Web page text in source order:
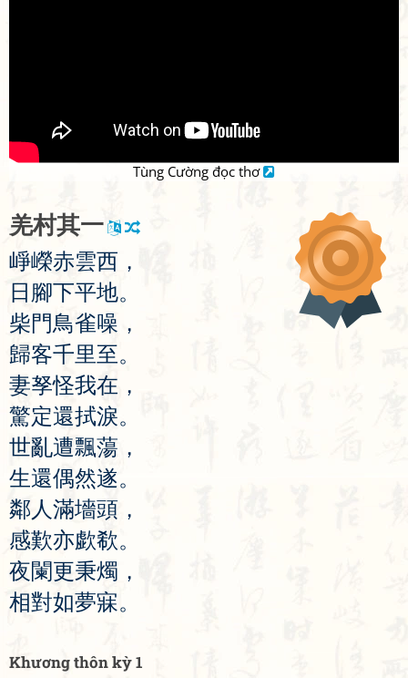
Tùng Cường đọc thơ
羌村其一
崢嶸赤雲西 ，
日 腳下平地。
柴門鳥雀噪 ，
歸客千里至。
妻孥怪我在 ，
驚定還拭淚。
世亂遭飄蕩 ，
生還偶然遂。
鄰 人滿墻頭 ，
感歎亦歔欷。
夜闌更秉燭 ，
相對如夢寐。
Khương thôn kỳ 1